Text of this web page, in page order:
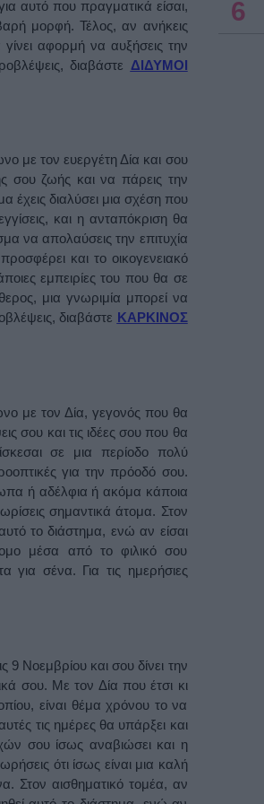
αυτό που πραγματικά είσαι,
μορφή. Τέλος, αν ανήκεις
αφορμή να αυξήσεις την
διαβάστε ΔΙΔΥΜΟΙ
με τον ευεργέτη Δία και σου
σου ζωής και να πάρεις την
έχεις διαλύσει μια σχέση που
και η ανταπόκριση θα
να απολαύσεις την επιτυχία
και το οικογενειακό
εμπειρίες του που θα σε
μια γνωριμία μπορεί να
διαβάστε ΚΑΡΚΙΝΟΣ
με τον Δία, γεγονός που θα
σου και τις ιδέες σου που θα
σε μια περίοδο πολύ
για την πρόοδό σου.
ή αδέλφια ή ακόμα κάποια
σημαντικά άτομα. Στον
το διάστημα, ενώ αν είσαι
μέσα από το φιλικό σου
για σένα. Για τις ημερήσιες
9 Νοεμβρίου και σου δίνει την
σου. Με τον Δία που έτσι κι
είναι θέμα χρόνου το να
τις ημέρες θα υπάρξει και
σου ίσως αναβιώσει και η
ότι ίσως είναι μια καλή
Στον αισθηματικό τομέα, αν
6